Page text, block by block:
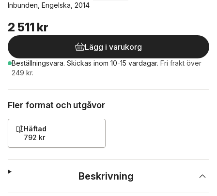
Inbunden, Engelska, 2014
2 511 kr
Lägg i varukorg
Beställningsvara. Skickas inom 10-15 vardagar. Fri frakt över
249 kr.
Fler format och utgåvor
Häftad
792 kr
Beskrivning